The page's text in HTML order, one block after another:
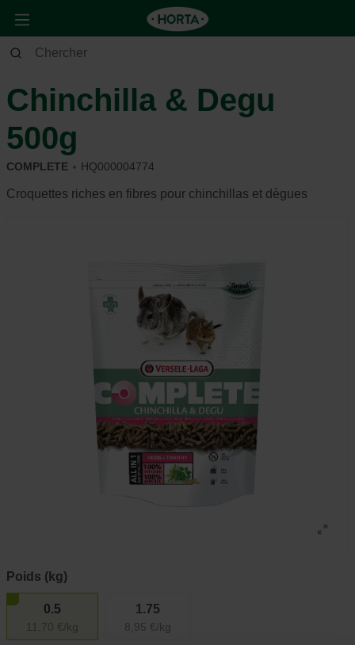
Animaux Lapin et rongeur
Chinchilla & Degu
500g
COMPLETE HQ000004774
Croquettes riches en fibres pour chinchillas et dègues
Poids (kg)
0.5
11,70 €/kg
1.75
8,95 €/kg